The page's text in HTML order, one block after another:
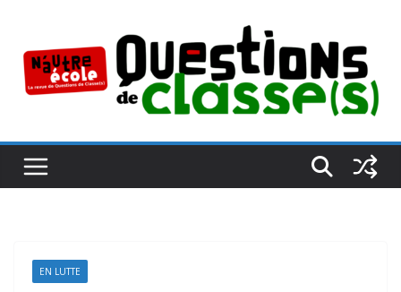
contenu
EN LUTTE